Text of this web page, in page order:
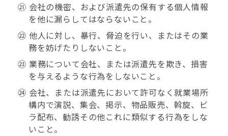
㉑ 会社の機密、および派遣先の保有する個人情報
を他に漏らしてはならないこと。
㉒ 他人に対し、暴行、脅迫を行い、またはその業
務を妨げたりしないこと。
㉓ 業務について会社、または派遣先を欺き、損害
を与えるような行為をしないこと。
㉔ 会社、または派遣先において許可なく就業場所
構内で演説、集会、掲示、物品販売、斡旋、ビ
ラ配布、勧誘その他これに類似する行為をしな
いこと。